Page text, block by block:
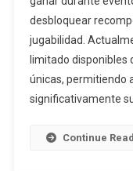
desbloquear
jugabilidad.
limitado disponibles
únicas, permitiendo
significativamente
Continue